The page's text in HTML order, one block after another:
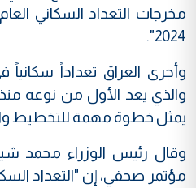
مخرجات التعداد السكاني
2024".
والذي يعد الأول من نوعه
يمثل خطوة مهمة للتخطيط
وقال رئيس الوزراء محمد
مؤتمر صحفي، إن "التعداد